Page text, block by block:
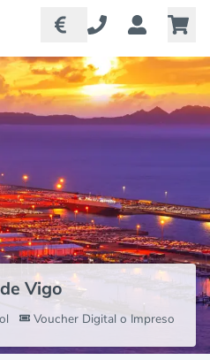
Vigo
Voucher Digital o Impreso